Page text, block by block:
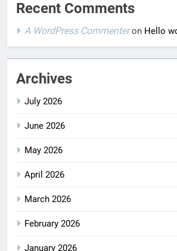
Recent Comments
A WordPress Commenteron Hello
Archives
July 2026
June 2026
May 2026
April 2026
March 2026
February 2026
January 2026